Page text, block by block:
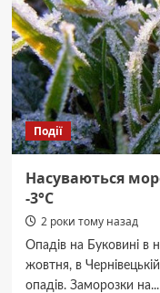
доцент
Чернівецького
університету
Микола
Кушнір
Події
Насуваються
-3°С
2 роки тому назад
Опадів на Буковині в
жовтня, в
опадів. Заморозки на...